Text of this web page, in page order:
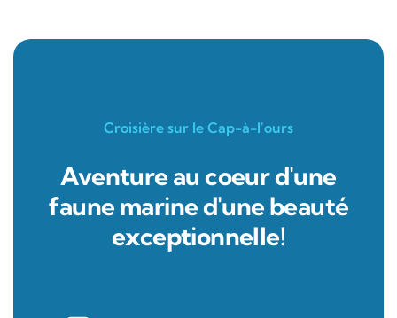
Croisière sur le Cap-à-l'ours
Aventure au coeur d'une
faune marine d'une beauté
exceptionnelle!